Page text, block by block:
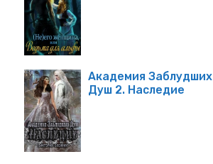
Академия Заблудших
Душ 2. Наследие